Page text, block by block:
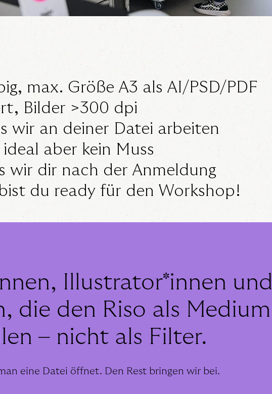
max. Größe A3 als AI/PSD/PDF
Bilder >300 dpi
wir an deiner Datei arbeiten
aber kein Muss
wir dir nach der Anmeldung
du ready für den Workshop!
Illustrator*innen und
die den Riso als Medium
– nicht als Filter.
eine Datei öffnet. Den Rest bringen wir bei.